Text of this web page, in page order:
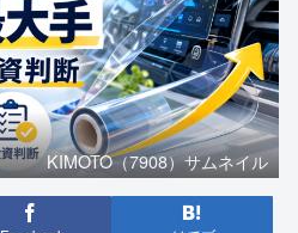
KIMOTO（7908）サムネイル